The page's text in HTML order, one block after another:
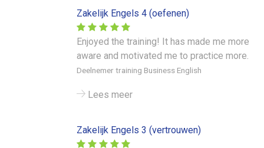
Zakelijk Engels 4 (oefenen)
Enjoyed the training! It has made me more
aware and motivated me to practice more.
Deelnemer training Business English
Lees meer
Zakelijk Engels 3 (vertrouwen)